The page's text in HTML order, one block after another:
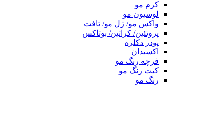
کرم مو
لوسیون مو
واکس مو/ ژل مو/ تافت
پروتئین/ کراتین/ بوتاکس
پودر دکلره
اکسیدان
فرچه رنگ مو
کیت رنگ مو
رنگ مو